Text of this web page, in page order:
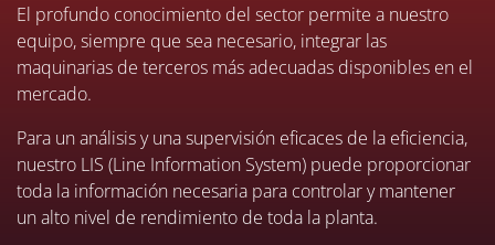
El profundo conocimiento del sector permite a nuestro
equipo, siempre que sea necesario, integrar las
maquinarias de terceros más adecuadas disponibles en el
mercado.
Para un análisis y una supervisión eficaces de la eficiencia,
nuestro LIS (Line Information System) puede proporcionar
toda la información necesaria para controlar y mantener
un alto nivel de rendimiento de toda la planta.